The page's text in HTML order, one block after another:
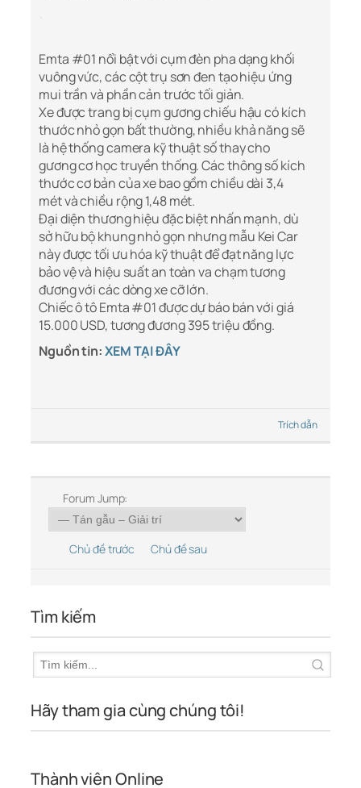
Emta #01 nổi bật với cụm đèn pha dạng khối
vuông vức, các cột trụ sơn đen tạo hiệu ứng
mui trần và phần cản trước tối giản.
Xe được trang bị cụm gương chiếu hậu có kích
thước nhỏ gọn bất thường, nhiều khả năng sẽ
là hệ thống camera kỹ thuật số thay cho
gương cơ học truyền thống. Các thông số kích
thước cơ bản của xe bao gồm chiều dài 3,4
mét và chiều rộng 1,48 mét.
Đại diện thương hiệu đặc biệt nhấn mạnh, dù
sở hữu bộ khung nhỏ gọn nhưng mẫu Kei Car
này được tối ưu hóa kỹ thuật để đạt năng lực
bảo vệ và hiệu suất an toàn va chạm tương
đương với các dòng xe cỡ lớn.
Chiếc ô tô Emta #01 được dự báo bán với giá
15.000 USD, tương đương 395 triệu đồng.
Nguồn tin:XEM TẠI ĐÂY
Trích dẫn
Forum Jump:
Chủ đề trước Chủ đề sau
Tìm kiếm
Hãy tham gia cùng chúng tôi!
Thành viên Online